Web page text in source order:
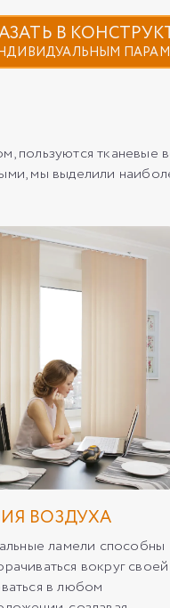
В
тканевые
мы выделили
ВОЗДУХА
ламели способны
вокруг своей
в любом